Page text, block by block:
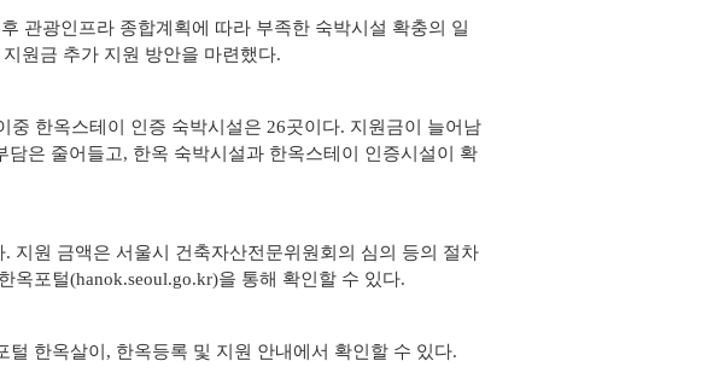
관광인프라 종합계획에 따라 부족한 숙박시설 확충의 일
원금 추가 지원 방안을 마련했다.
한옥스테이 인증 숙박시설은 26곳이다. 지원금이 늘어남
은 줄어들고, 한옥 숙박시설과 한옥스테이 인증시설이 확
지원 금액은 서울시 건축자산전문위원회의 심의 등의 절차
옥포털(hanok.seoul.go.kr)을 통해 확인할 수 있다.
한옥살이, 한옥등록 및 지원 안내에서 확인할 수 있다.